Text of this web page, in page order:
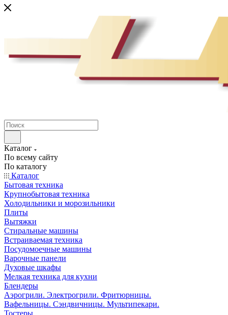
Каталог
По всему сайту
По каталогу
Каталог
Бытовая техника
Крупнобытовая техника
Холодильники и морозильники
Плиты
Вытяжки
Стиральные машины
Встраиваемая техника
Посудомоечные машины
Варочные панели
Духовые шкафы
Мелкая техника для кухни
Блендеры
Аэрогрили. Электрогрили. Фритюрницы.
Вафельницы. Сэндвичницы. Мультипекари.
Тостеры